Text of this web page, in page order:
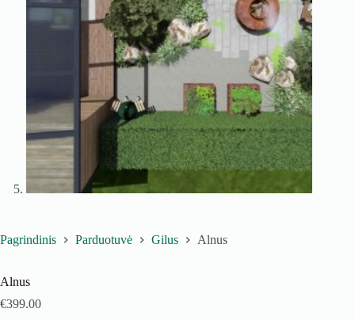
Pagrindinis Parduotuvė Gilus Alnus
Alnus
€399.00